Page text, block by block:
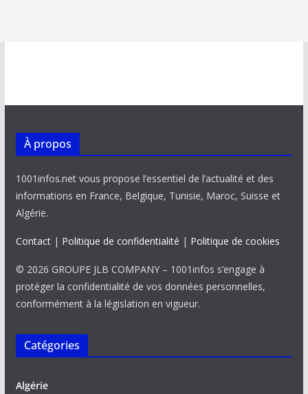
À propos
1001infos.net vous propose l’essentiel de l’actualité et des
informations en France, Belgique, Tunisie, Maroc, Suisse et
Algérie.
Contact| Politique de confidentialité | Politique de cookies
© 2026 GROUPE JLB COMPANY – 1001infos s’engage à
protéger la confidentialité de vos données personnelles,
conformément à la législation en vigueur.
Catégories
Algérie